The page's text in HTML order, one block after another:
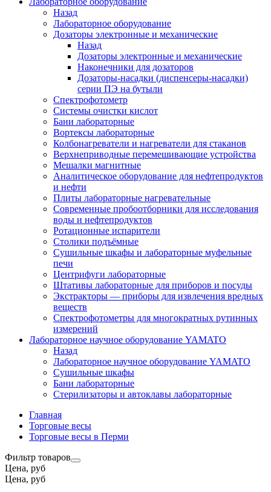
Назад
Лабораторное оборудование
Дозаторы электронные и механические
Назад
Дозаторы электронные и механические
Наконечники для дозаторов
Дозаторы-насадки (диспенсеры-насадки)
серии ПЭ на бутыли
Спектрофотометр
Системы очистки кислот
Бани лабораторные
Вортексы лабораторные
Колбонагреватели и нагреватели для стаканов
Верхнеприводные перемешивающие устройства
Мешалки магнитные
Аналитическое оборудование для нефтепродуктов
и нефти
Плиты лабораторные нагревательные
Современные пробоотборники для исследования
воды и нефтепродуктов
Ротационные испарители
Столики подъёмные
Сушильные шкафы и лабораторные муфельные
печи
Центрифуги лабораторные
Штативы лабораторные для приборов и посуды
Экстракторы — приборы для извлечения вредных
веществ
Спектрофотометры для многократных рутинных
измерений
Лабораторное научное оборудование YAMATO
Назад
Лабораторное научное оборудование YAMATO
Сушильные шкафы
Бани лабораторные
Стерилизаторы и автоклавы лабораторные
Главная
Торговые весы
Торговые весы в Перми
Фильтр товаров
Цена, руб
Цена, руб